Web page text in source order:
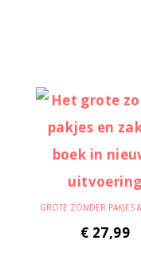
GROTE ZÓNDER PAKJES
€ 27,99